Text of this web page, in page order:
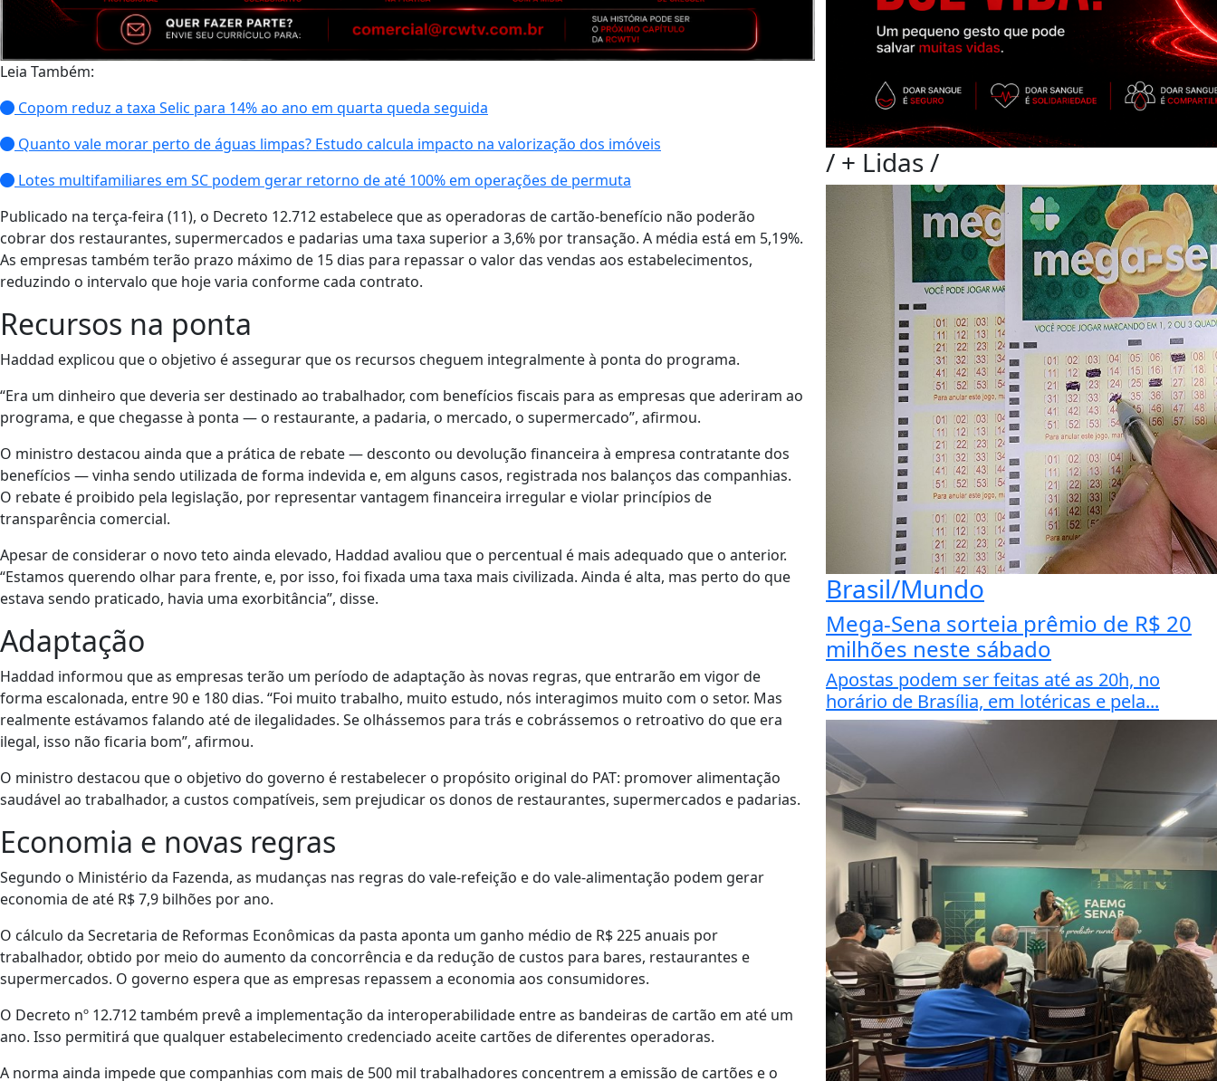
Leia Também:
Copom reduz a taxa Selic para 14% ao ano em quarta queda seguida
Quanto vale morar perto de águas limpas? Estudo calcula impacto na valorização dos imóveis
Lotes multifamiliares em SC podem gerar retorno de até 100% em operações de permuta
Publicado na terça-feira (11), o Decreto 12.712 estabelece que as operadoras de cartão-benefício não poderão
cobrar dos restaurantes, supermercados e padarias uma taxa superior a 3,6% por transação. A média está em 5,19%.
As empresas também terão prazo máximo de 15 dias para repassar o valor das vendas aos estabelecimentos,
reduzindo o intervalo que hoje varia conforme cada contrato.
Recursos na ponta
Haddad explicou que o objetivo é assegurar que os recursos cheguem integralmente à ponta do programa.
“Era um dinheiro que deveria ser destinado ao trabalhador, com benefícios fiscais para as empresas que aderiram ao
programa, e que chegasse à ponta — o restaurante, a padaria, o mercado, o supermercado”, afirmou.
O ministro destacou ainda que a prática de rebate — desconto ou devolução financeira à empresa contratante dos
benefícios — vinha sendo utilizada de forma indevida e, em alguns casos, registrada nos balanços das companhias.
O rebate é proibido pela legislação, por representar vantagem financeira irregular e violar princípios de
transparência comercial.
Apesar de considerar o novo teto ainda elevado, Haddad avaliou que o percentual é mais adequado que o anterior.
“Estamos querendo olhar para frente, e, por isso, foi fixada uma taxa mais civilizada. Ainda é alta, mas perto do que
estava sendo praticado, havia uma exorbitância”, disse.
Adaptação
Haddad informou que as empresas terão um período de adaptação às novas regras, que entrarão em vigor de
forma escalonada, entre 90 e 180 dias. “Foi muito trabalho, muito estudo, nós interagimos muito com o setor. Mas
realmente estávamos falando até de ilegalidades. Se olhássemos para trás e cobrássemos o retroativo do que era
ilegal, isso não ficaria bom”, afirmou.
O ministro destacou que o objetivo do governo é restabelecer o propósito original do PAT: promover alimentação
saudável ao trabalhador, a custos compatíveis, sem prejudicar os donos de restaurantes, supermercados e padarias.
Economia e novas regras
Segundo o Ministério da Fazenda, as mudanças nas regras do vale-refeição e do vale-alimentação podem gerar
economia de até R$ 7,9 bilhões por ano.
O cálculo da Secretaria de Reformas Econômicas da pasta aponta um ganho médio de R$ 225 anuais por
trabalhador, obtido por meio do aumento da concorrência e da redução de custos para bares, restaurantes e
supermercados. O governo espera que as empresas repassem a economia aos consumidores.
O Decreto nº 12.712 também prevê a implementação da interoperabilidade entre as bandeiras de cartão em até um
ano. Isso permitirá que qualquer estabelecimento credenciado aceite cartões de diferentes operadoras.
A norma ainda impede que companhias com mais de 500 mil trabalhadores concentrem a emissão de cartões e o
/ + Lidas/
Brasil/Mundo
Mega-Sena sorteia prêmio de R$ 20
milhões neste sábado
Apostas podem ser feitas até as 20h, no
horário de Brasília, em lotéricas e pela...